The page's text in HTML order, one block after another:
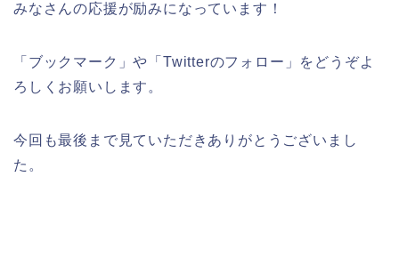
みなさんの応援が励みになっています！
「ブックマーク」や「Twitterのフォロー」をどうぞよ
ろしくお願いします。
今回も最後まで見ていただきありがとうございまし
た。